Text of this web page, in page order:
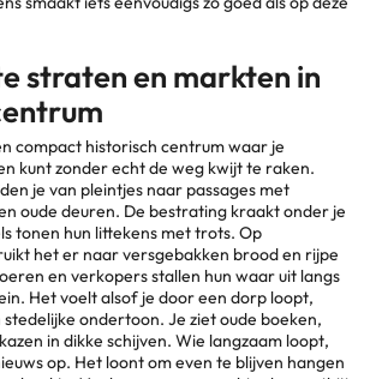
straten en markten in
compact historisch centrum waar je
kunt zonder echt de weg kwijt te raken.
je van pleintjes naar passages met
oude deuren. De bestrating kraakt onder je
tonen hun littekens met trots. Op
het er naar versgebakken brood en rijpe
en verkopers stallen hun waar uit langs
Het voelt alsof je door een dorp loopt,
ondertoon. Je ziet oude boeken,
in dikke schijven. Wie langzaam loopt,
op. Het loont om even te blijven hangen